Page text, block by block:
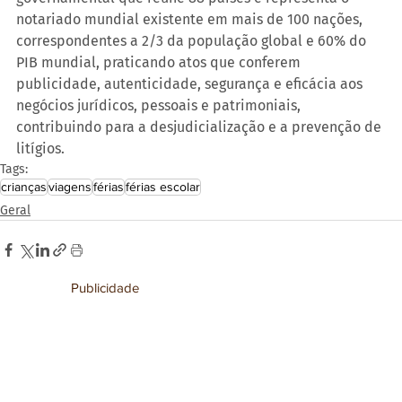
notariado mundial existente em mais de 100 nações,
correspondentes a 2/3 da população global e 60% do
PIB mundial, praticando atos que conferem
publicidade, autenticidade, segurança e eficácia aos
negócios jurídicos, pessoais e patrimoniais,
contribuindo para a desjudicialização e a prevenção de
litígios.
Tags:
criançasviagensfériasférias escolar
Geral
Publicidade